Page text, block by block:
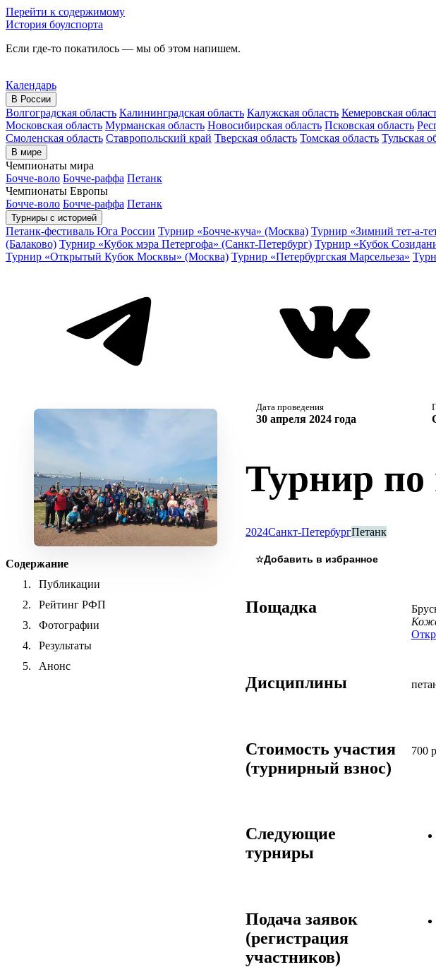
Перейти к содержимому
История боулспорта
Если где-то покатилось — мы об этом напишем.
Календарь
В России
Волгоградская область Калининградская область Калужская область Кемеровская
Московская область Мурманская область Новосибирская область Псковская область
Смоленская область Ставропольский край Тверская область Томская область Тульская
В мире
Чемпионаты мира
Бочче-воло Бочче-раффа Петанк
Чемпионаты Европы
Бочче-воло Бочче-раффа Петанк
Турниры с историей
Петанк-фестиваль Юга России Турнир «Бочче-куча» (Москва) Турнир «Зимний тет-а-
(Балаково) Турнир «Кубок мэра Петергофа» (Санкт-Петербург) Турнир «Кубок
Турнир «Открытый Кубок Москвы» (Москва) Турнир «Петербургская Марсельеза»
Содержание
Публикации
Рейтинг РФП
Фотографии
Результаты
Анонс
Дата проведения
30 апреля 2024 года
Турнир по
2024Санкт-ПетербургПетанк
☆
Пощадка
Дисциплины
Стоимость участия
(турнирный взнос)
700
Следующие
турниры
Подача заявок
(регистрация
участников)